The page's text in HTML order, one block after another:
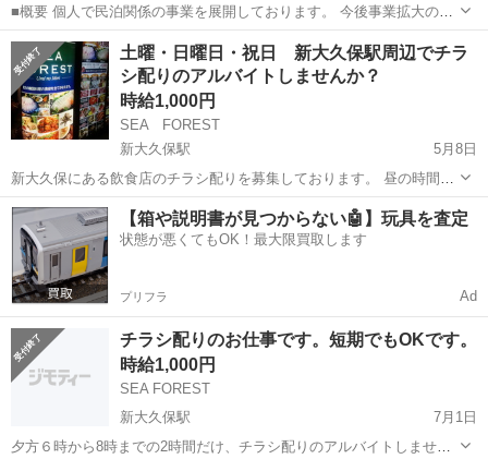
■概要 個人で民泊関係の事業を展開しております。 今後事業拡大のた
め、お手伝いしてくれる方を募集しております。 ■事業内容 ・簡易宿
泊所の運用 ・民泊部屋の撤退代行サービス ・民泊部屋の立上げ代行サ
ービス ...
東京 新宿区 新大久保駅 その他 少人数
土曜・日曜日・祝日 新大久保駅周辺でチラ
シ配りのアルバイトしませんか？
時給1,000円
SEA FOREST
新大久保駅
5月8日
新大久保にある飲食店のチラシ配りを募集しております。 昼の時間に
11時～３時の間でチラシを配って頂きたいです。 繁忙時には、店内ホ
ールサービングも含みます。 土・日・祝日お願いします。。 時間：午
前11時30分～...
東京 新宿区 新大久保駅 その他 チラシ
【箱や説明書が見つからない🤖】玩具を査定
状態が悪くてもOK！最大限買取します
プリフラ Ad
チラシ配りのお仕事です。短期でもOKです。
時給1,000円
SEA FOREST
新大久保駅
7月1日
夕方６時から8時までの2時間だけ、チラシ配りのアルバイトしません